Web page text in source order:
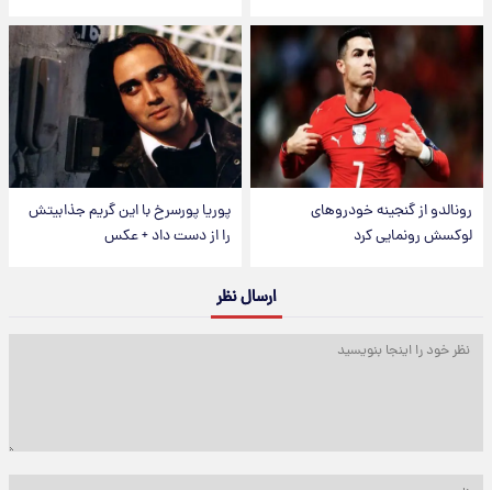
رونالدو از گنجینه خودروهای
لوکسش رونمایی کرد
پوریا پورسرخ با این گریم جذابیتش
را از دست داد + عکس
ارسال نظر